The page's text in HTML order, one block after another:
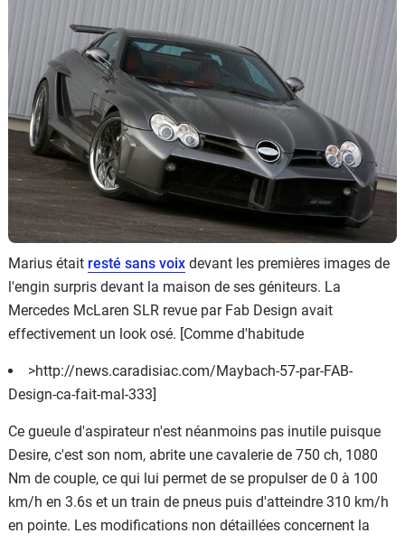
Auto
Services
Forum
Moto
Marques
Marius était resté sans voix devant les premières images de
l'engin surpris devant la maison de ses géniteurs. La
Mercedes McLaren SLR revue par Fab Design avait
effectivement un look osé. [Comme d'habitude
>http://news.caradisiac.com/Maybach-57-par-FAB-
Design-ca-fait-mal-333]
Ce gueule d'aspirateur n'est néanmoins pas inutile puisque
Desire, c'est son nom, abrite une cavalerie de 750 ch, 1080
Nm de couple, ce qui lui permet de se propulser de 0 à 100
km/h en 3.6s et un train de pneus puis d'atteindre 310 km/h
en pointe. Les modifications non détaillées concernent la